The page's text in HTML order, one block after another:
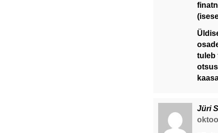
tuleb
Jüri